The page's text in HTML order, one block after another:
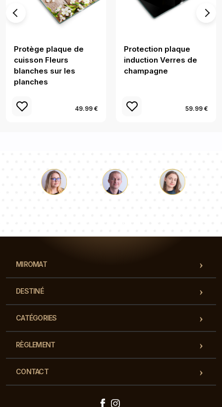
Protège plaque de
cuisson Fleurs
blanches sur les
planches
49.99 €
Protection plaque
induction Verres de
champagne
59.99 €
MIROMAT
DESTINÉ
CATÉGORIES
RÈGLEMENT
CONTACT